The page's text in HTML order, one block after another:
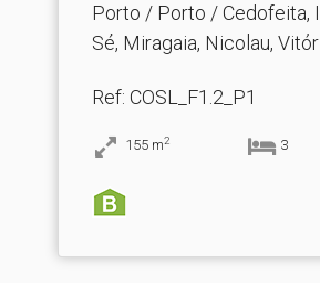
Porto / Porto / Cedofeita,
Sé, Miragaia, Nicolau,
Ref: COSL_F1.2_P1
155 m2 3